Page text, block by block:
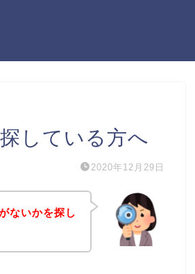
している方へ
2020年12月29日
ないかを探し